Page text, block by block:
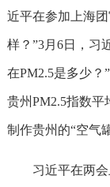
近平在参加上海
样？”3月6日，习
在PM2.5是多少？
贵州PM2.5指数平
制作贵州的“空气
习近平在两会